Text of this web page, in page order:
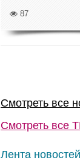
87
Смотреть все
Смотреть все
Лента